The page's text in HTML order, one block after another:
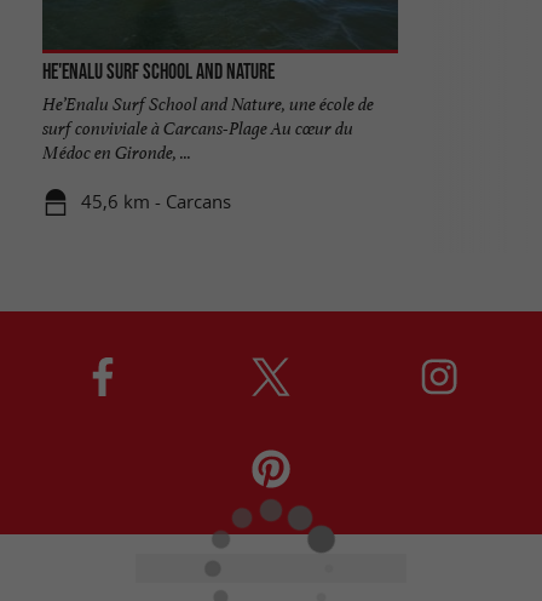
He'enalu Surf School and Nature
He’Enalu Surf School and Nature, une école de
surf conviviale à Carcans-Plage Au cœur du
Médoc en Gironde, ...
45,6 km - Carcans